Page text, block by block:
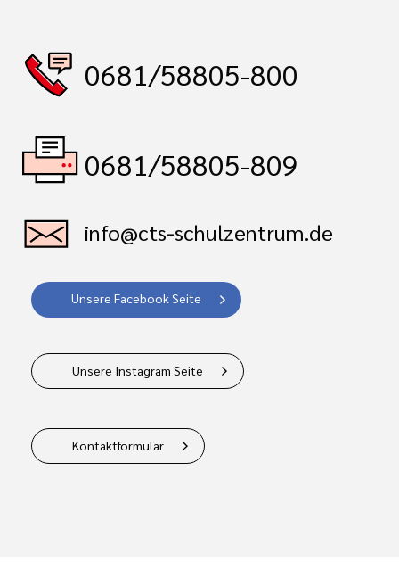
0681/58805-800
0681/58805-809
info@cts-schulzentrum.de
Unsere Facebook Seite
Unsere Instagram Seite
Kontaktformular